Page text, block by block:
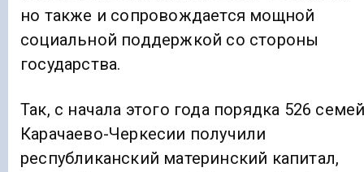
но также и сопровождается мощной
социальной поддержкой со стороны
государства.
Так, с начала этого года порядка 526
Карачаево-Черкесии получили
республиканский материнский капитал,